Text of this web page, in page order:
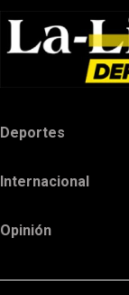
Deportes
Internacional
Opinión